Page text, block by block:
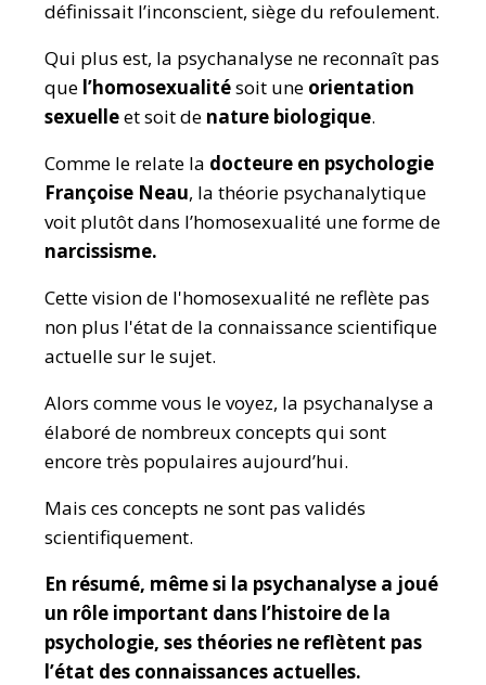
définissait l’inconscient, siège du refoulement.
Qui plus est, la psychanalyse ne reconnaît pas
que l’homosexualitésoit une orientation
sexuelleet soit de nature biologique.
Comme le relate la docteure en psychologie
Françoise Neau, la théorie psychanalytique
voit plutôt dans l’homosexualité une forme de
narcissisme.
Cette vision de l'homosexualité ne reflète pas
non plus l'état de la connaissance scientifique
actuelle sur le sujet.
Alors comme vous le voyez, la psychanalyse a
élaboré de nombreux concepts qui sont
encore très populaires aujourd’hui.
Mais ces concepts ne sont pas validés
scientifiquement.
En résumé, même si la psychanalyse a joué
un rôle important dans l’histoire de la
psychologie, ses théories ne reflètent pas
l’état des connaissances actuelles.